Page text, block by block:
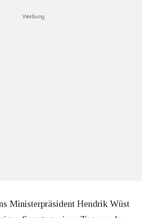
Werbung
Ministerpräsident Hendrik Wüst